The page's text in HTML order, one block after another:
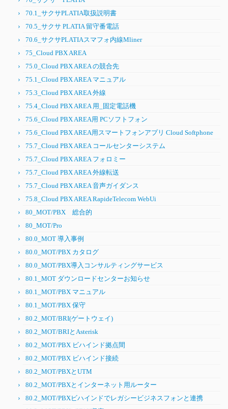
70.1_サクサPLATIA取扱説明書
70.5_サクサ PLATIA 留守番電話
70.6_サクサPLATIAスマフォ内線Mliner
75_Cloud PBX AREA
75.0_Cloud PBX AREA の競合先
75.1_Cloud PBX AREA マニュアル
75.3_Cloud PBX AREA 外線
75.4_Cloud PBX AREA 用_固定電話機
75.6_Cloud PBX AREA用 PCソフトフォン
75.6_Cloud PBX AREA用スマートフォンアプリ Cloud Softphone
75.7_Cloud PBX AREA コールセンターシステム
75.7_Cloud PBX AREA フォロミー
75.7_Cloud PBX AREA 外線転送
75.7_Cloud PBX AREA 音声ガイダンス
75.8_Cloud PBX AREA RapideTelecom WebUi
80_MOT/PBX 総合的
80_MOT/Pro
80.0_MOT 導入事例
80.0_MOT/PBX カタログ
80.0_MOT/PBX導入コンサルティングサービス
80.1_MOT ダウンロードセンターお知らせ
80.1_MOT/PBX マニュアル
80.1_MOT/PBX 保守
80.2_MOT/BRI(ゲートウェイ)
80.2_MOT/BRIとAsterisk
80.2_MOT/PBX ビハインド拠点間
80.2_MOT/PBX ビハインド接続
80.2_MOT/PBXとUTM
80.2_MOT/PBXとインターネット用ルーター
80.2_MOT/PBXビハインドでレガシービジネスフォンと連携